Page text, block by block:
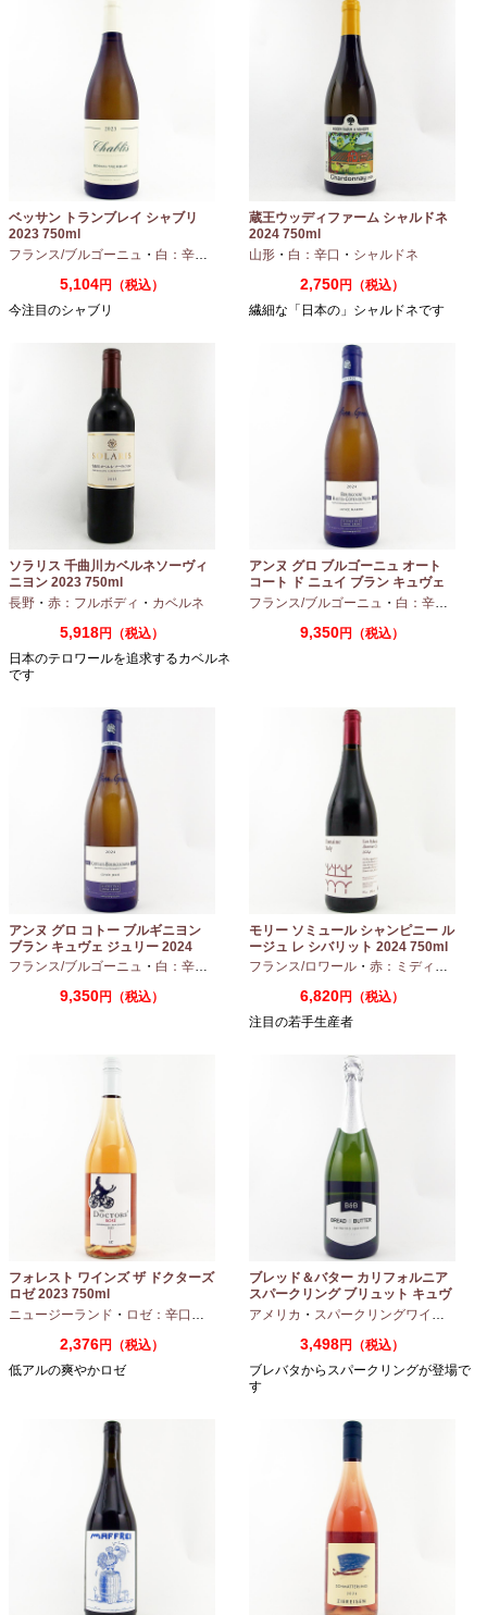
ベッサン トランブレイ シャブリ
2023 750ml
フランス/ブルゴーニュ ・ 白：辛口 シャルドネ
5,104円（税込）
今注目のシャブリ
蔵王ウッディファーム シャルドネ
2024 750ml
山形 ・ 白：辛口 ・ シャルドネ
2,750円（税込）
繊細な「日本の」シャルドネです
ソラリス 千曲川カベルネソーヴィ
ニヨン 2023 750ml
長野 ・ 赤：フルボディ ・ カベルネ
5,918円（税込）
日本のテロワールを追求するカベルネ
です
アンヌ グロ ブルゴーニュ オート
コート ド ニュイ ブラン キュヴェ
マリーヌ 2024 750ml
フランス/ブルゴーニュ ・ 白：辛口
9,350円（税込）
アンヌ グロ コトー ブルギニヨン
ブラン キュヴェ ジュリー 2024
フランス/ブルゴーニュ ・ 白：辛口 シャルドネ
9,350円（税込）
モリー ソミュール シャンピニー ル
ージュ レ シバリット 2024 750ml
フランス/ロワール ・ 赤：ミディアムボディ
6,820円（税込）
注目の若手生産者
フォレスト ワインズ ザ ドクターズ
ロゼ 2023 750ml
ニュージーランド ・ ロゼ：辛口 ピノノワール
2,376円（税込）
低アルの爽やかロゼ
ブレッド＆バター カリフォルニア
スパークリング ブリュット キュヴ
ェ NV 750ml
アメリカ ・ スパークリングワイン
3,498円（税込）
ブレバタからスパークリングが登場で
す